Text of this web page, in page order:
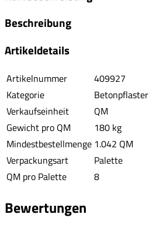
Beschreibung
Artikeldetails
Artikelnummer
409927
Kategorie
Betonpflaster
Verkaufseinheit
QM
Gewicht pro QM
180 kg
Mindestbestellmenge 1.042 QM
Verpackungsart
Palette
QM pro Palette
8
Bewertungen